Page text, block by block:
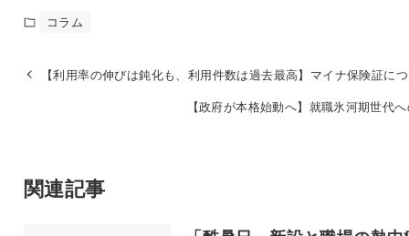
コラム
【利用率の伸びは鈍化も、利用件数は過去最高】マイナ保険証に
【政府が本格始動へ】就職氷河期世代
関連記事